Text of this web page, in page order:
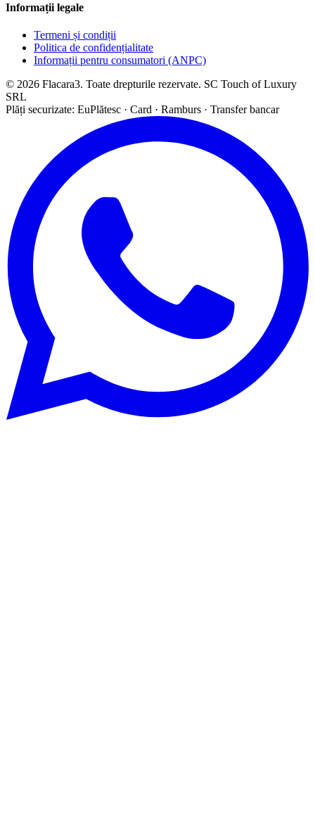
Informații legale
Termeni și condiții
Politica de confidențialitate
Informații pentru consumatori (ANPC)
© 2026 Flacara3. Toate drepturile rezervate. SC Touch of Luxury
SRL
Plăți securizate: EuPlătesc · Card · Ramburs · Transfer bancar